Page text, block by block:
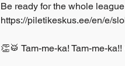
Be ready for the whole
https://piletikeskus.ee/en/e/
👏🥁 Tam-me-ka! Tam-me-ka!!